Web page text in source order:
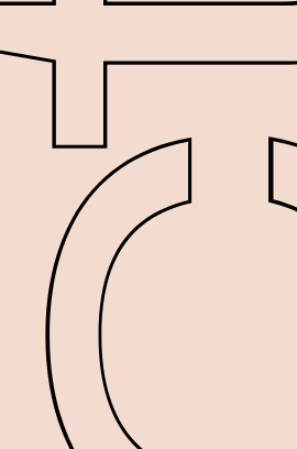
identité
édition
client :
Régie du téléphérique
2023